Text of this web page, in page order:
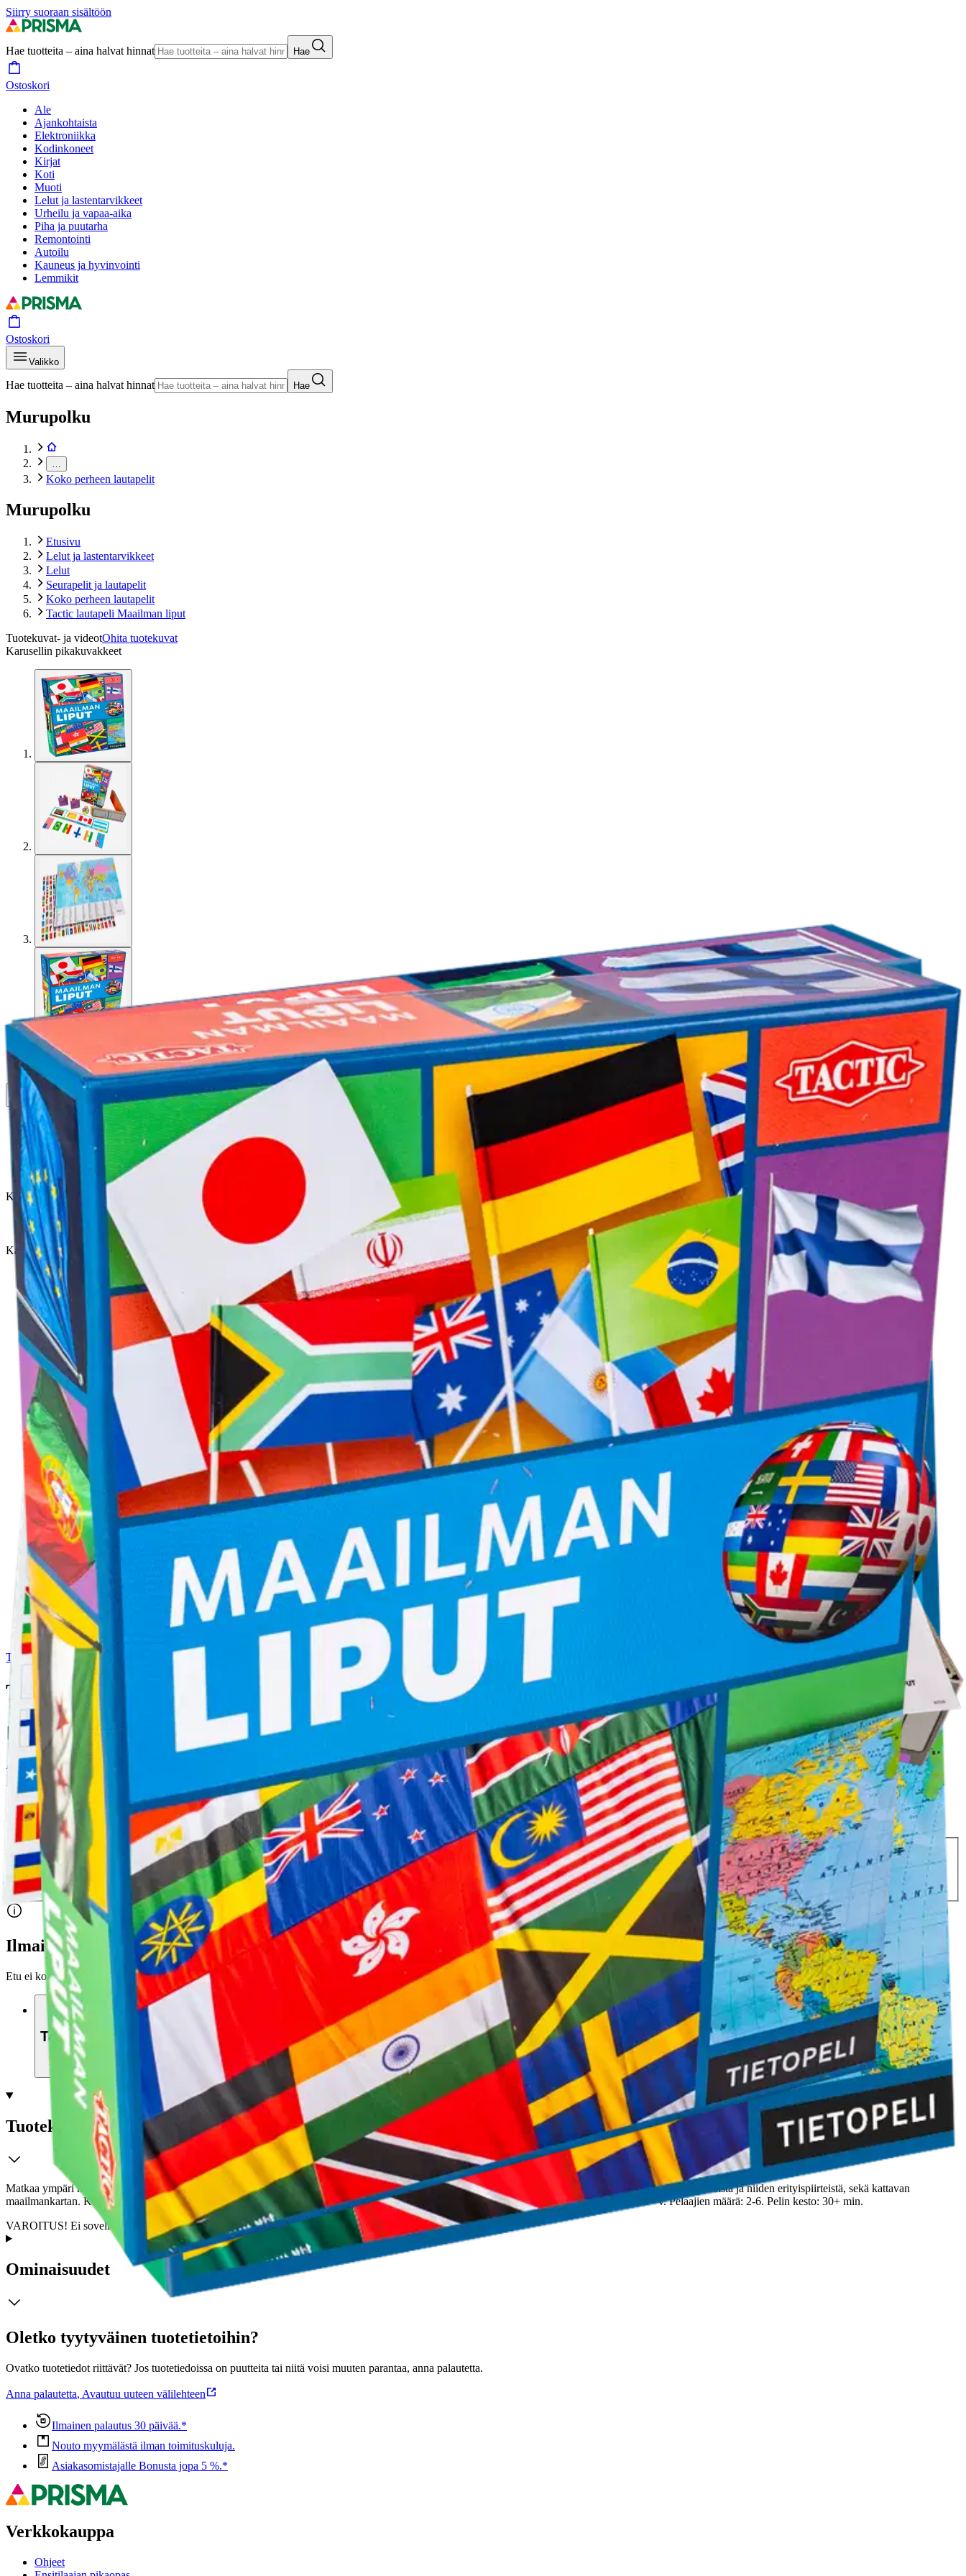
Siirry suoraan sisältöön
Hae tuotteita – aina halvat hinnat Hae
Ostoskori
Ale
Ajankohtaista
Elektroniikka
Kodinkoneet
Kirjat
Koti
Muoti
Lelut ja lastentarvikkeet
Urheilu ja vapaa-aika
Piha ja puutarha
Remontointi
Autoilu
Kauneus ja hyvinvointi
Lemmikit
Ostoskori
Valikko
Hae tuotteita – aina halvat hinnat Hae
Murupolku
Koko perheen lautapelit
Murupolku
Etusivu
Lelut ja lastentarvikkeet
Lelut
Seurapelit ja lautapelit
Koko perheen lautapelit
Tactic lautapeli Maailman liput
Tuotekuvat- ja videotOhita tuotekuvat
Karusellin pikakuvakkeet
Asiakasomistaja-alennus-15 %
Avaa kuva suurempana
Avaa kuva suurempana
Avaa kuva suurempana
Avaa kuva suurempana
Karusellin nuolipainikkeet
Seuraava
Karusellin pikakuvakkeet
Tactic
Tactic lautapeli Maailman liput
16,96 €
Asiakasomistajahinta
Hinta ilman S-Etukorttia:
Verkkokaupan hinta
Valitse toimitustapa
Nouto myymälästä
Ilmainen
Siirry valitsemaan myymälä
Toimitus
Kotiin tai noutopisteeseenAlk. 0 €
Ilmainen toimitus yli 100 €:n tilauksille Postin pakettiautomaattiin tai palvelupisteeseen!
Etu ei koske Suuri‑lisäpalvelulla toimitettavia tuotteita.
Tarkista myymäläsaatavuus
Tuotekuvaus
Matkaa ympäri maailmaa, tutustu eri lippuihin, maihin sekä pääkaupunkeihin, ja opi paljon, paljon uutta! Sisältää 200 korttia täynnä kiinnostavaa tietoa eri maista ja niiden erityispiirteistä, sekä kattavan
maailmankartan. Kerää kortteja tunnistamalla lippuja ja aseta ne oikeille mantereille. Kuka osuu oikeaan? Valmistettu Suomessa. Ikäsuositus: 8+ v. Pelaajien määrä: 2-6. Pelin kesto: 30+ min.
VAROITUS! Ei sovellu alle 3-vuotiaille lapsille. Sisältää pieniä osia. Tukehtumisvaara.
Ominaisuudet
Oletko tyytyväinen tuotetietoihin?
Ovatko tuotetiedot riittävät? Jos tuotetiedoissa on puutteita tai niitä voisi muuten parantaa, anna palautetta.
Anna palautetta, Avautuu uuteen välilehteen
Ilmainen palautus 30 päivää.*
Nouto myymälästä ilman toimituskuluja.
Asiakasomistajalle Bonusta jopa 5 %.*
Verkkokauppa
Ohjeet